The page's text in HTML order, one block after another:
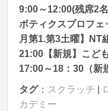
9:00～12:00(残席2
ボティクスプロフェ
月第1.第3土曜】NT
21:00【新規】こど
17:00～18：30（新
タグ： スクラッチ
カデミー